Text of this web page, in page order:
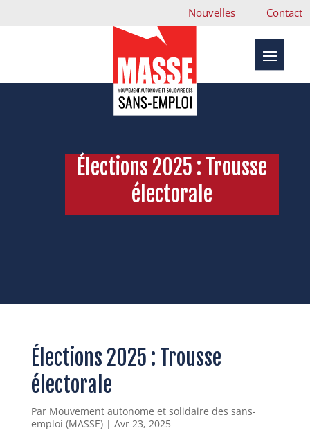
Nouvelles Contact
Élections 2025 : Trousse
électorale
Élections 2025 : Trousse
électorale
Par Mouvement autonome et solidaire des sans-
emploi (MASSE)| Avr 23, 2025